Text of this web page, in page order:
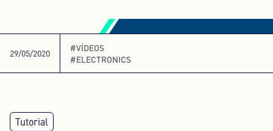
Sobre nós
Centro de conteúdos
29/05/2020
#VÍDEOS
#ELECTRONICS